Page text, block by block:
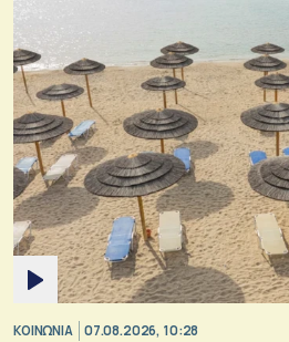
ΚΟΙΝΩΝΙΑ 07.08.2026, 10:28